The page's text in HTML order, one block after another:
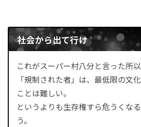
社会から出て行け
これがスーパー村八分と言った所以
「規制された者」は、最低限の文
ことは難しい。
というよりも生存権すら危うくな
う。